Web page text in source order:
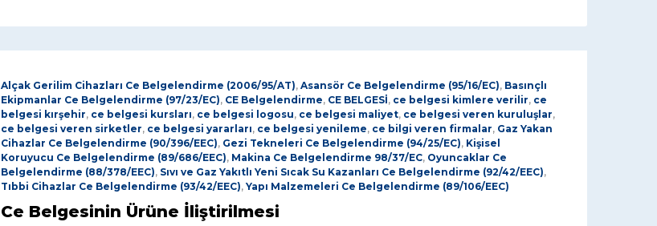
Alçak Gerilim Cihazları Ce Belgelendirme (2006/95/AT), Asansör Ce Belgelendirme (95/16/EC), Basınçlı
Ekipmanlar Ce Belgelendirme (97/23/EC), CE Belgelendirme, CE BELGESİ, ce belgesi kimlere verilir, ce
belgesi kırşehir, ce belgesi kursları, ce belgesi logosu, ce belgesi maliyet, ce belgesi veren kuruluşlar,
ce belgesi veren sirketler, ce belgesi yararları, ce belgesi yenileme, ce bilgi veren firmalar, Gaz Yakan
Cihazlar Ce Belgelendirme (90/396/EEC), Gezi Tekneleri Ce Belgelendirme (94/25/EC), Kişisel
Koruyucu Ce Belgelendirme (89/686/EEC), Makina Ce Belgelendirme 98/37/EC, Oyuncaklar Ce
Belgelendirme (88/378/EEC), Sıvı ve Gaz Yakıtlı Yeni Sıcak Su Kazanları Ce Belgelendirme (92/42/EEC),
Tıbbi Cihazlar Ce Belgelendirme (93/42/EEC), Yapı Malzemeleri Ce Belgelendirme (89/106/EEC)
Ce Belgesinin Ürüne İliştirilmesi